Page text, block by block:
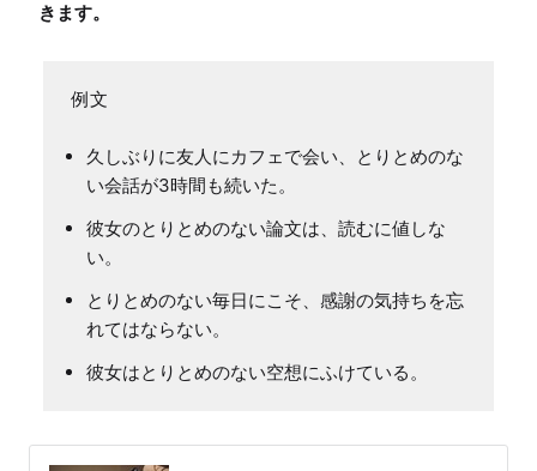
きます。
久しぶりに友人にカフェで会い、とりとめのな
い会話が3時間も続いた。
彼女のとりとめのない論文は、読むに値しな
い。
とりとめのない毎日にこそ、感謝の気持ちを忘
れてはならない。
彼女はとりとめのない空想にふけている。